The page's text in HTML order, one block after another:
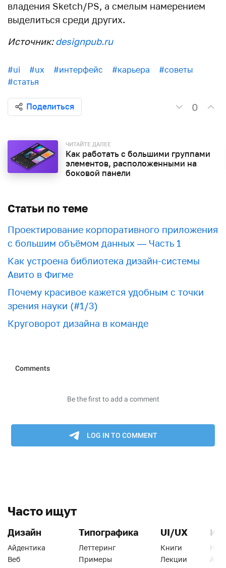
владения Sketch/PS, а смелым намерением
выделиться среди других.
Источник:designpub.ru
#ui #ux #интерфейс #карьера
#советы
#статья
Поделиться 0
ЧИТАЙТЕ ДАЛЕЕ
Как работать с большими группами
элементов, расположенными на
боковой панели
Статьи по теме
Проектирование корпоративного приложения
с большим объёмом данных — Часть 1
Как устроена библиотека дизайн-системы
Авито в Фигме
Почему красивое кажется удобным с точки
зрения науки (#1/3)
Круговорот дизайна в команде
Часто ищут
Дизайн
Айдентика
Веб
Типографика
Леттеринг
Примеры
UI/UX
Книги
Лекции